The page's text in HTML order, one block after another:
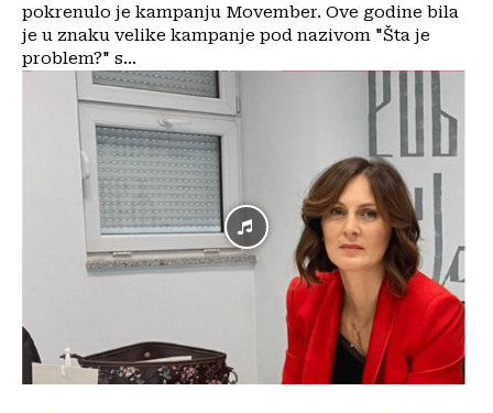
pokrenulo je kampanju Movember. Ove godine bila
je u znaku velike kampanje pod nazivom "Šta je
problem?" s...